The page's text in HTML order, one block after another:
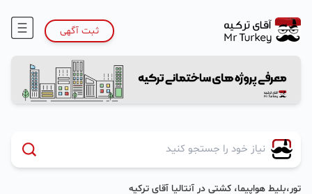
ثبت آگهی
تور،بلیط هواپیما، کشتی در آنتالیا آقای ترکیه